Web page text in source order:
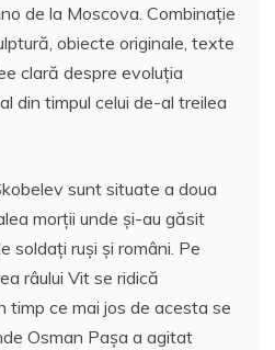
de la Moscova. Combinaţie
obiecte originale, texte
clară despre evoluţia
din timpul celui de-al treilea
sunt situate a doua
morţii unde şi-au găsit
soldaţi ruşi şi români. Pe
râului Vit se ridică
timp ce mai jos de acesta se
Osman Paşa a agitat